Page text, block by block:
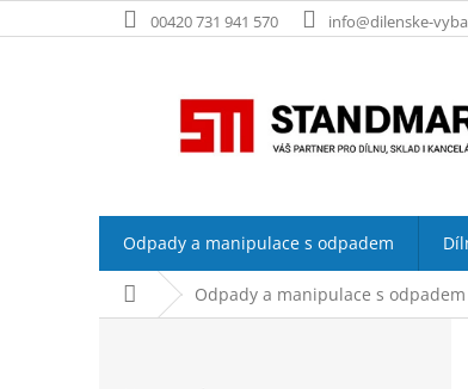
na
00420 731 941 570 info@dilenske-
Odpady a manipulace s odpadem
Domů Odpady a manipulace s odpadem